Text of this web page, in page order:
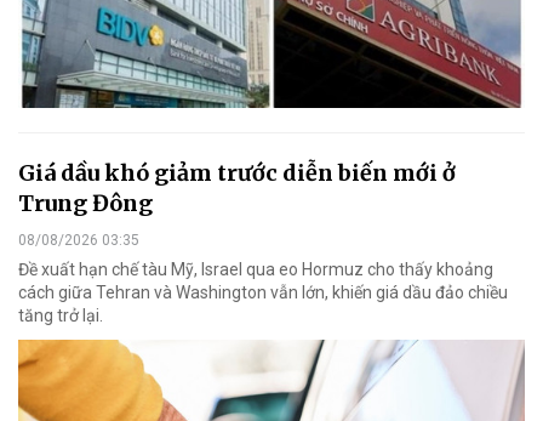
Giá dầu khó giảm trước diễn biến mới ở
Trung Đông
08/08/2026 03:35
Đề xuất hạn chế tàu Mỹ, Israel qua eo Hormuz cho thấy khoảng
cách giữa Tehran và Washington vẫn lớn, khiến giá dầu đảo chiều
tăng trở lại.